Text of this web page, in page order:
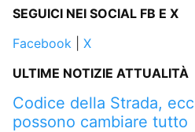
SEGUICI NEI SOCIAL FB E X
Facebook
X
ULTIME NOTIZIE ATTUALITÀ
Codice della Strada,
possono cambiare tutto